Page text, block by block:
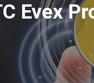
Evex